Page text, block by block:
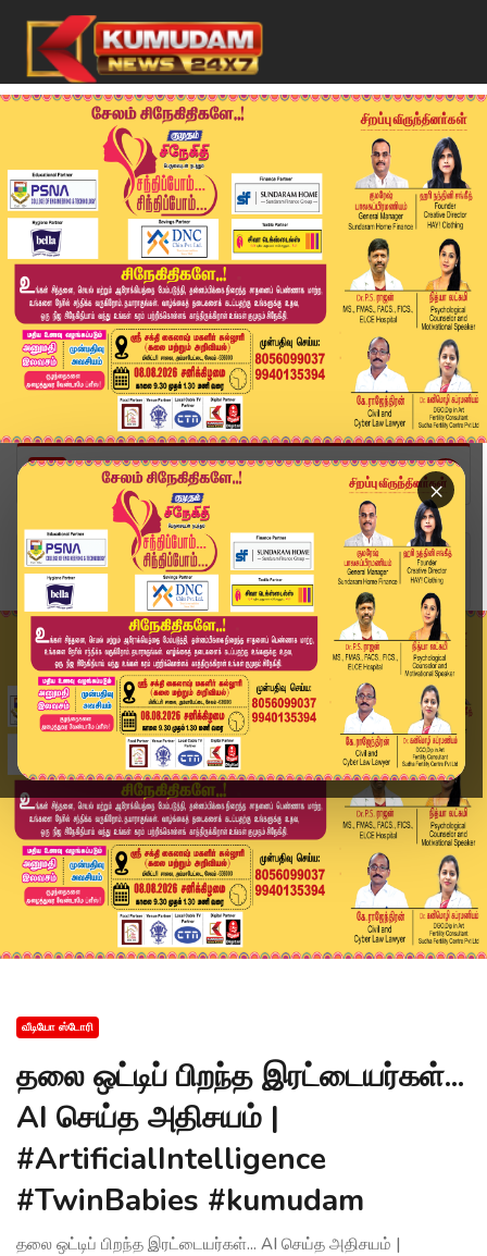
×
Home
வீடியோ ஸ்டோரி
தலை ஒட்டிப் பிறந்த இரட்டையர்கள்... AI செய்த அதி...
வீடியோ ஸ்டோரி
தலை ஒட்டிப் பிறந்த இரட்டையர்கள்...
AI செய்த அதிசயம் |
#ArtificialIntelligence
#TwinBabies #kumudam
தலை ஒட்டிப் பிறந்த இரட்டையர்கள்... AI செய்த அதிசயம் |